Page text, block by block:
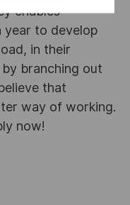
enables
year to develop
in their
branching out
that
way of working.
now!